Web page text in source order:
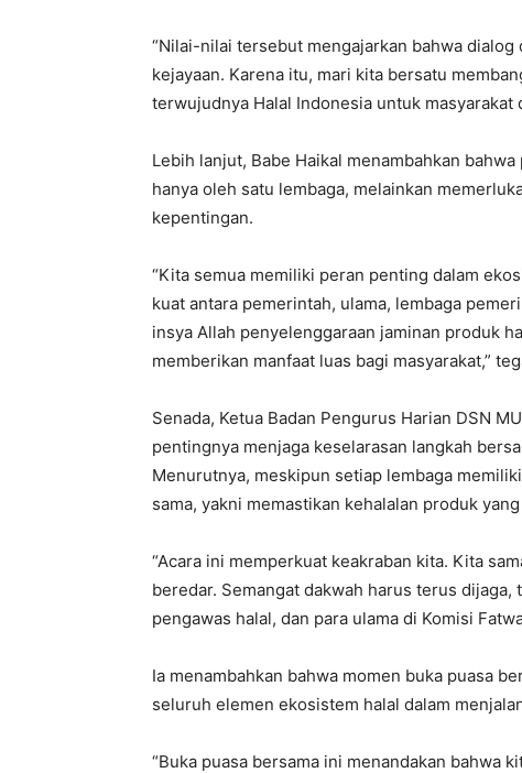
“Nilai-nilai tersebut mengajarkan bahwa
kejayaan. Karena itu, mari kita bersatu
terwujudnya Halal Indonesia untuk masyarakat
Lebih lanjut, Babe Haikal menambahkan
hanya oleh satu lembaga, melainkan
kepentingan.
“Kita semua memiliki peran penting dalam
kuat antara pemerintah, ulama, lembaga
insya Allah penyelenggaraan jaminan produk
memberikan manfaat luas bagi masyarakat,”
Senada, Ketua Badan Pengurus Harian DSN
pentingnya menjaga keselarasan langkah
Menurutnya, meskipun setiap lembaga
sama, yakni memastikan kehalalan produk
“Acara ini memperkuat keakraban kita. Kita
beredar. Semangat dakwah harus terus
pengawas halal, dan para ulama di Komisi
Ia menambahkan bahwa momen buka puasa
seluruh elemen ekosistem halal dalam
“Buka puasa bersama ini menandakan bahwa